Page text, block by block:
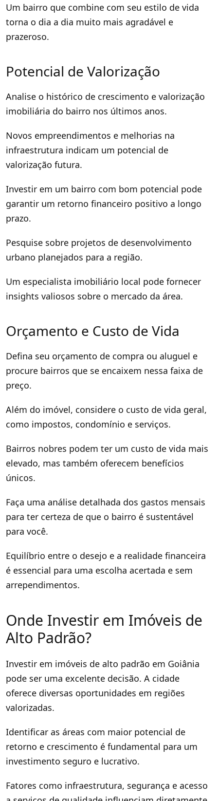
Um bairro que combine com seu estilo de vida
torna o dia a dia muito mais agradável e
prazeroso.
Potencial de Valorização
Analise o histórico de crescimento e valorização
imobiliária do bairro nos últimos anos.
Novos empreendimentos e melhorias na
infraestrutura indicam um potencial de
valorização futura.
Investir em um bairro com bom potencial pode
garantir um retorno financeiro positivo a longo
prazo.
Pesquise sobre projetos de desenvolvimento
urbano planejados para a região.
Um especialista imobiliário local pode fornecer
insights valiosos sobre o mercado da área.
Orçamento e Custo de Vida
Defina seu orçamento de compra ou aluguel e
procure bairros que se encaixem nessa faixa de
preço.
Além do imóvel, considere o custo de vida geral,
como impostos, condomínio e serviços.
Bairros nobres podem ter um custo de vida mais
elevado, mas também oferecem benefícios
únicos.
Faça uma análise detalhada dos gastos mensais
para ter certeza de que o bairro é sustentável
para você.
Equilíbrio entre o desejo e a realidade financeira
é essencial para uma escolha acertada e sem
arrependimentos.
Onde Investir em Imóveis de
Alto Padrão?
Investir em imóveis de alto padrão em Goiânia
pode ser uma excelente decisão. A cidade
oferece diversas oportunidades em regiões
valorizadas.
Identificar as áreas com maior potencial de
retorno e crescimento é fundamental para um
investimento seguro e lucrativo.
Fatores como infraestrutura, segurança e acesso